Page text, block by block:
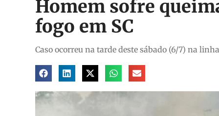
Homem sofre
fogo em SC
Caso ocorreu na tarde deste sábado (6/7) na